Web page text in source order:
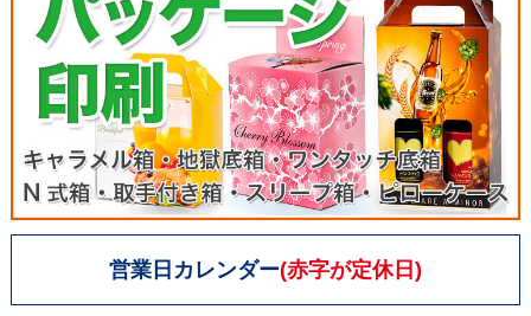
営業日カレンダー(赤字が定休日)